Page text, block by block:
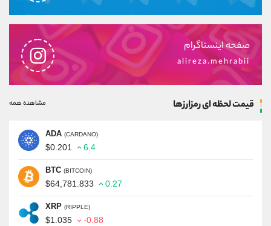
صفحه اینستاگرام
alireza.mehrabii
قیمت لحظه ای رمزارزها مشاهده همه
ADA (CARDANO)
$0.201 6.4
BTC (BITCOIN)
$64,781.833 0.27
XRP (RIPPLE)
$1.035 -0.88